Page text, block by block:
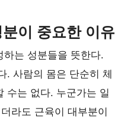
이 중요한 이유
하는 성분들을 뜻한다.
. 사람의 몸은 단순히 체
수는 없다. 누군가는 일
라도 근육이 대부분이